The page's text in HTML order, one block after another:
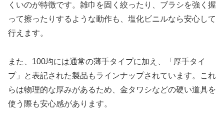
くいのが特徴です。雑巾を固く絞ったり、ブラシを強く握
って擦ったりするような動作も、塩化ビニルなら安心して
行えます。
また、100均には通常の薄手タイプに加え、「厚手タイ
プ」と表記された製品もラインナップされています。これ
らは物理的な厚みがあるため、金タワシなどの硬い道具を
使う際も安心感があります。